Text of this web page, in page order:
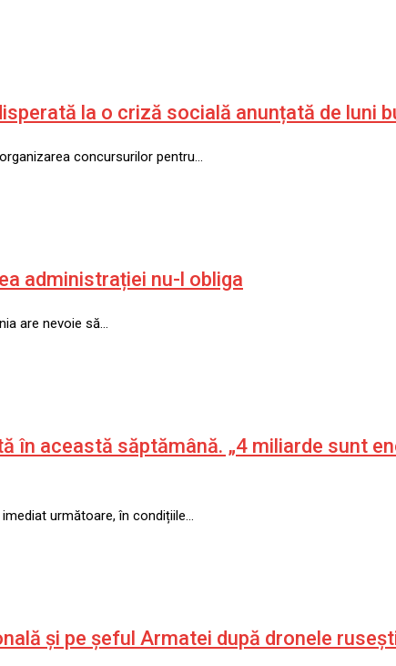
la o criză socială anunțată de luni
concursurilor pentru…
administrației nu-l obliga
are nevoie să…
în această săptămână. „4 miliarde sunt
următoare, în condițiile…
și pe șeful Armatei după dronele